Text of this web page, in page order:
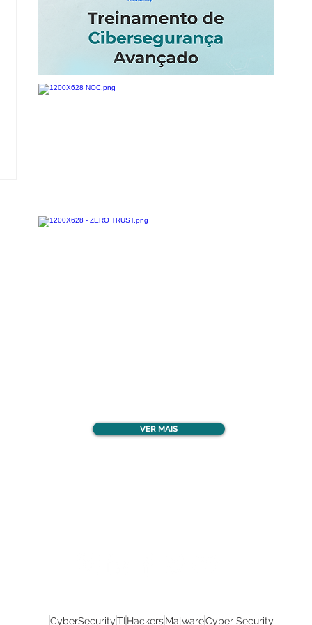
VER MAIS
CyberSecurityTI Hackers MalwareCyber Security